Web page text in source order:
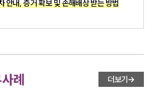
안내, 증거 확보 및 손해배상 받는 방법
례 더보기